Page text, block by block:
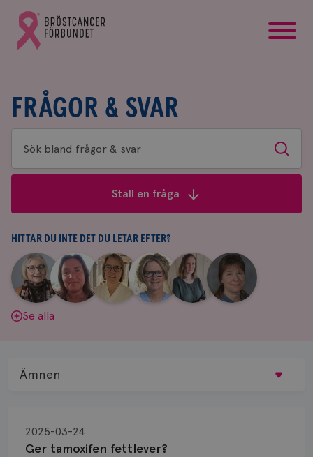
Gå
till
Bröstcancerförbundets
FRÅGOR & SVAR
Sök
bland
&
svar
Sök
Ställ en fråga
HITTAR DU INTE DET DU LETAR EFTER?
Aina
Johnsson
|
Anne
Andersson
Fredrika
Killander
|
Jeanette
Bäcklund
|
Maria
Edegran
|
Yvette
Andersson
Se alla
Ger tamoxifen fettlever?
2025-03-24
Ämnen
Biopsi